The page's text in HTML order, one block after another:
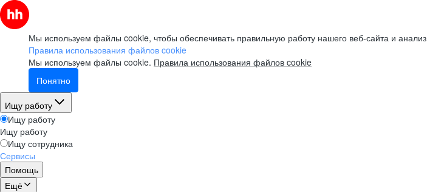
Мы используем файлы cookie, чтобы обеспечивать правильную работу нашего веб-сайта и
Правила использования файлов cookie
Мы используем файлы cookie. Правила использования файлов cookie
Понятно
Ищу работу
Ищу работу
Ищу работу
Ищу сотрудника
Сервисы
Помощь
Ещё